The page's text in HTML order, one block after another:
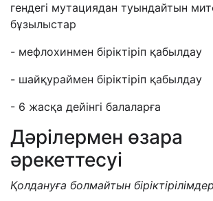
гендегі мутациядан туындайтын
бұзылыстар
- мефлохинмен біріктіріп қабылдау
- шайқураймен біріктіріп қабылдау
- 6 жасқа дейінгі балаларға
Дәрілермен өзара
әрекеттесуі
Қолдануға болмайтын біріктірілімдер